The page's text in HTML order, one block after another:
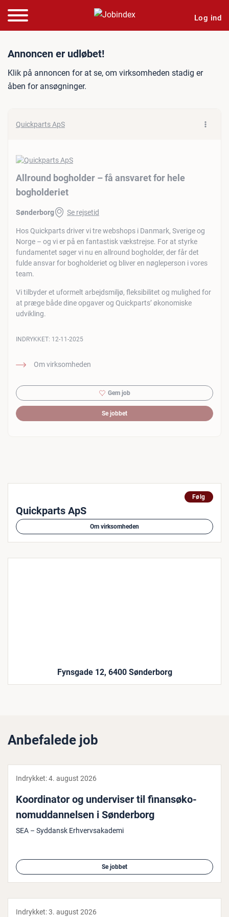
Log ind
Jobannonce: Allround
Annoncen er udløbet!
Klik på annoncen for at se, om virksomheden stadig er
åben for ansøgninger.
Quickparts ApS
Allround bogholder – få ansvaret for hele
bogholderiet
Sønderborg Se rejsetid
Hos Quickparts driver vi tre webshops i Danmark, Sverige og
Norge – og vi er på en fantastisk vækstrejse. For at styrke
fundamentet søger vi nu en allround bogholder, der får det
fulde ansvar for bogholderiet og bliver en nøgleperson i vores
team.
Vi tilbyder et uformelt arbejdsmiljø, fleksibilitet og mulighed for
at præge både dine opgaver og Quickparts’ økonomiske
udvikling.
Om virksomheden
INDRYKKET: 12-11-2025
Gem job
Se jobbet
Følg
Quickparts ApS
Om virksomheden
Fynsgade 12, 6400 Sønderborg
Anbefalede job
Indrykket:4. august 2026
Ko­or­di­na­tor og un­der­vi­ser til fi­nan­s­ø­ko­
nom­ud­dan­nel­sen i Søn­der­borg
SEA – Syddansk Erhvervsakademi
Se jobbet
Indrykket:3. august 2026